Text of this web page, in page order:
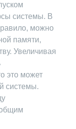
системы. В
можно
памяти,
Увеличивая
это может
системы.